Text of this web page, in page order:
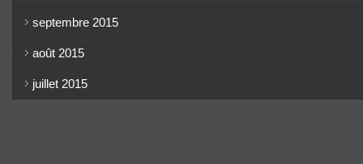
septembre 2015
août 2015
juillet 2015